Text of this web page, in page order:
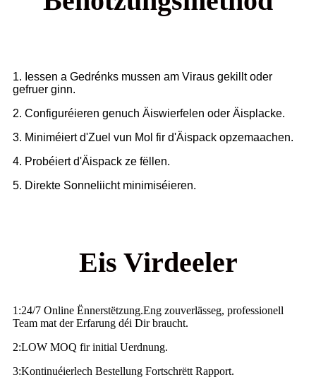
1. Iessen a Gedrénks mussen am Viraus gekillt oder
gefruer ginn.
2. Configuréieren genuch Äiswierfelen oder Äisplacke.
3. Miniméiert d'Zuel vun Mol fir d'Äispack opzemaachen.
4. Probéiert d'Äispack ze fëllen.
5. Direkte Sonneliicht minimiséieren.
Eis Virdeeler
1 :24/7 Online Ënnerstëtzung.Eng zouverlässeg, professionell
Team mat der Erfarung déi Dir braucht.
2:LOW MOQ fir initial Uerdnung.
3:Kontinuéierlech Bestellung Fortschrëtt Rapport.